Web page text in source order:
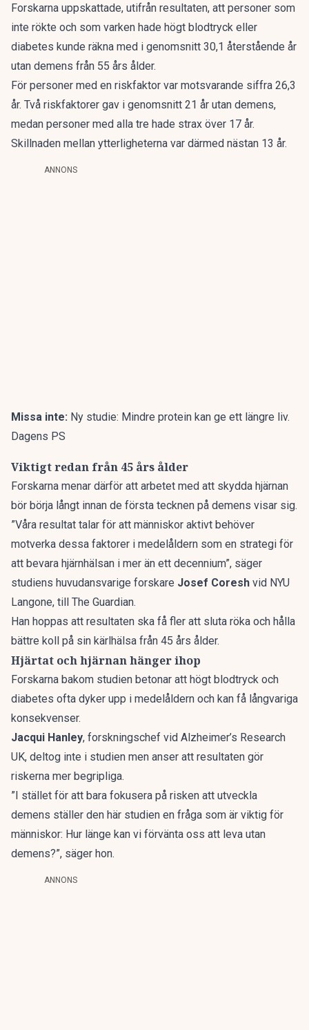
Forskarna uppskattade, utifrån resultaten, att personer som
inte rökte och som varken hade högt blodtryck eller
diabetes kunde räkna med i genomsnitt 30,1 återstående år
utan demens från 55 års ålder.
För personer med en riskfaktor var motsvarande siffra 26,3
år. Två riskfaktorer gav i genomsnitt 21 år utan demens,
medan personer med alla tre hade strax över 17 år.
Skillnaden mellan ytterligheterna var därmed nästan 13 år.
ANNONS
Missa inte: Ny studie: Mindre protein kan ge ett längre liv.
Dagens PS
Viktigt redan från 45 års ålder
Forskarna menar därför att arbetet med att skydda hjärnan
bör börja långt innan de första tecknen på demens visar sig.
”Våra resultat talar för att människor aktivt behöver
motverka dessa faktorer i medelåldern som en strategi för
att bevara hjärnhälsan i mer än ett decennium”, säger
studiens huvudansvarige forskare Josef Coresh vid NYU
Langone, till The Guardian.
Han hoppas att resultaten ska få fler att sluta röka och hålla
bättre koll på sin kärlhälsa från 45 års ålder.
Hjärtat och hjärnan hänger ihop
Forskarna bakom studien betonar att högt blodtryck och
diabetes ofta dyker upp i medelåldern och kan få långvariga
konsekvenser.
Jacqui Hanley, forskningschef vid Alzheimer’s Research
UK, deltog inte i studien men anser att resultaten gör
riskerna mer begripliga.
”I stället för att bara fokusera på risken att utveckla
demens ställer den här studien en fråga som är viktig för
människor: Hur länge kan vi förvänta oss att leva utan
demens?”, säger hon.
ANNONS